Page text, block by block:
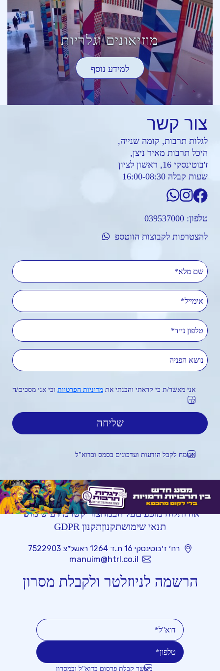
מוזיאונים וגלריות
למידע נוסף
צור קשר
לגלות תרבות, קומה שנייה,
היכל תרבות מאיר ניצן,
ז'בוטינסקי 16, ראשון לציון
שעות קבלה 16:00-08:30
טלפון: 039537000
להצטרפות לקבוצות הווטספ
שם מלא
אימייל
טלפון נייד
נושא הפניה
אני מאשר/ת כי קראתי והבנתי את מדיניות הפרטיות וכי אני מסכים/ה
לה
אשמח לקבל הודעות ועדכונים בסמס ובדוא"ל
אודותלוח מופעיםעל הבמהצור קשרמידע שימושי
תנאי שימושתקנוןתקנון GDPR
רח׳ ז׳בוטינסקי 16 ת.ד 1264 ראשל״צ 7522903
manuim@htrl.co.il
הרשמה לניוזלטר ולקבלת מסרון
מאשר קבלת פרסום בדוא"ל ובמסרון